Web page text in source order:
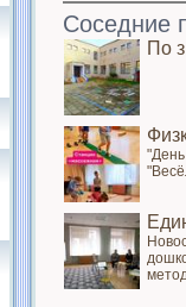
Соседние
По